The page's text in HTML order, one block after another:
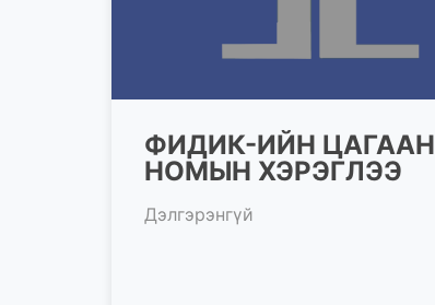
ФИДИК-ИЙН ЦАГААН
НОМЫН ХЭРЭГЛЭЭ
Дэлгэрэнгүй